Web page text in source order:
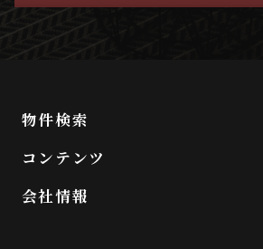
物件検索
コンテンツ
会社情報